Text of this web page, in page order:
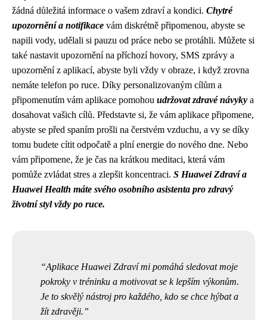
žádná důležitá informace o vašem zdraví a kondici. Chytré
upozornění a notifikace vám diskrétně připomenou, abyste se
napili vody, udělali si pauzu od práce nebo se protáhli. Můžete si
také nastavit upozornění na příchozí hovory, SMS zprávy a
upozornění z aplikací, abyste byli vždy v obraze, i když zrovna
nemáte telefon po ruce. Díky personalizovaným cílům a
připomenutím vám aplikace pomohou udržovat zdravé návyky a
dosahovat vašich cílů. Představte si, že vám aplikace připomene,
abyste se před spaním prošli na čerstvém vzduchu, a vy se díky
tomu budete cítit odpočatě a plní energie do nového dne. Nebo
vám připomene, že je čas na krátkou meditaci, která vám
pomůže zvládat stres a zlepšit koncentraci. S Huawei Zdraví a
Huawei Health máte svého osobního asistenta pro zdravý
životní styl vždy po ruce.
Aplikace Huawei Zdraví mi pomáhá sledovat moje
pokroky v tréninku a motivovat se k lepším výkonům.
Je to skvělý nástroj pro každého, kdo se chce hýbat a
žít zdravěji.